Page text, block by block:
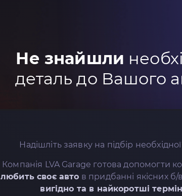
Не знайшли
деталь до Вашого
Надішліть заявку на підбір необхідної
Компанія LVA Garage готова допомогти
любить своє авто в придбанні якісних б/
вигідно та в найкоротші